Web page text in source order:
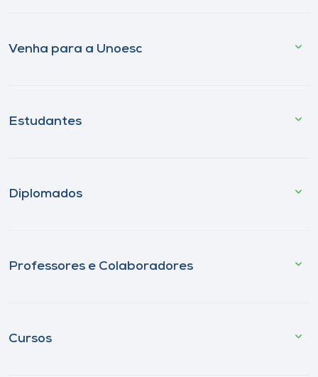
Venha para a Unoesc
Estudantes
Diplomados
Professores e Colaboradores
Cursos